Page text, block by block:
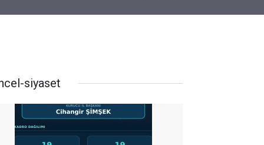
siyaset